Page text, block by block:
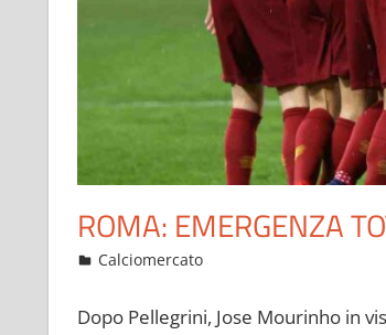
ROMA: EMERGENZA
Dicembre 4, 2021
admin
Calciomercato
Dopo Pellegrini, Jose Mourinho in